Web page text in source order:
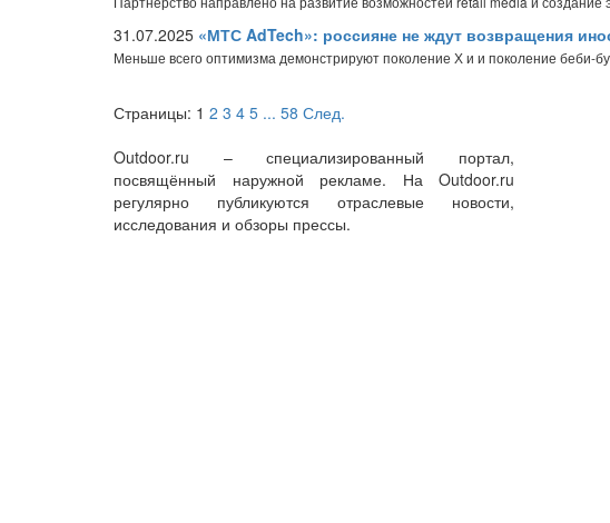
31.07.2025 «МТС AdTech»: россияне не ждут возвращения
Меньше всего оптимизма демонстрируют поколение Х и и поколение беби-
Страницы: 1 2 3 4 5 ... 58 След.
Outdoor.ru – специализированный портал,
посвящённый наружной рекламе. На Outdoor.ru
регулярно публикуются отраслевые новости,
исследования и обзоры прессы.